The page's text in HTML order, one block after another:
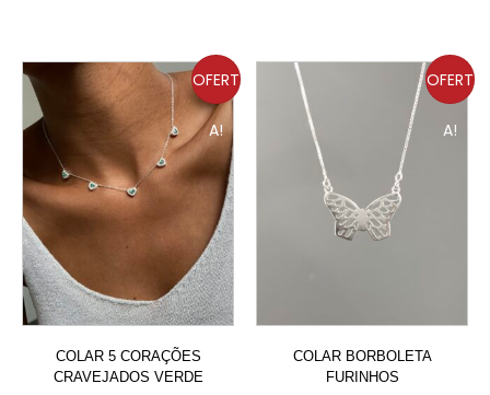
OFERT
A!
COLAR 5 CORAÇÕES
CRAVEJADOS VERDE
OFERT
A!
COLAR BORBOLETA
FURINHOS